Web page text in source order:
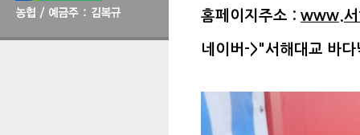
홈페이지주소 : www.서
네이버->"서해대교 바